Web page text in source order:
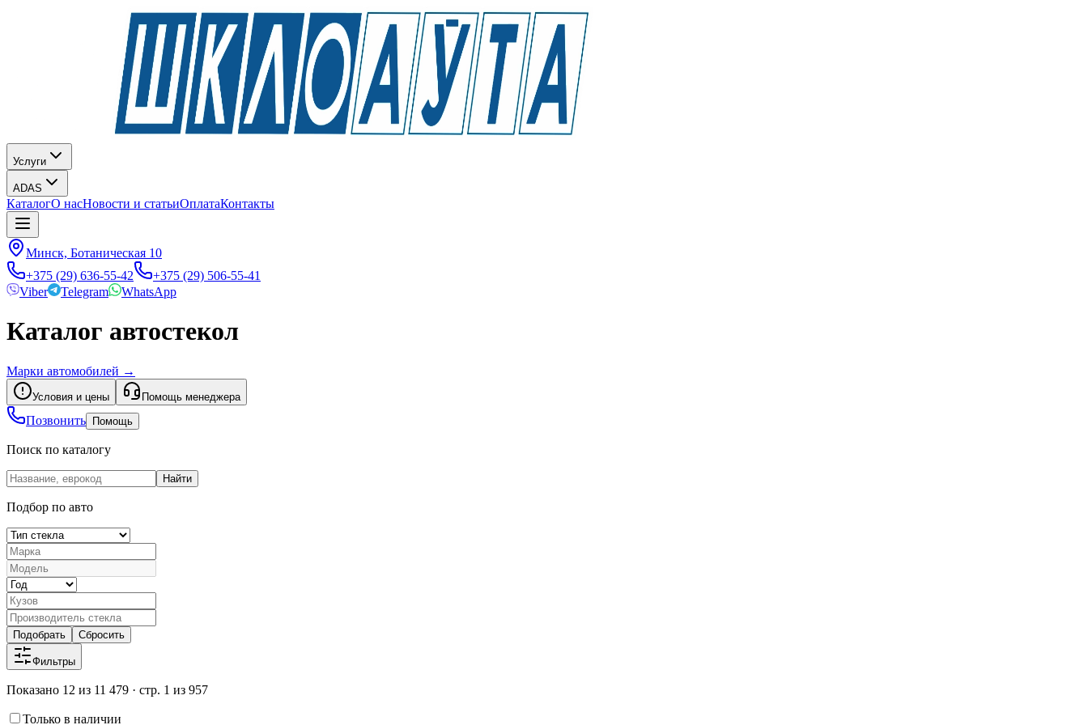
Услуги
ADAS
КаталогО насНовости и статьиОплатаКонтакты
Минск, Ботаническая 10
+375 (29) 636-55-42
+375 (29) 506-55-41
Viber
Telegram WhatsApp
Каталог автостекол
Марки автомобилей →
Условия и цены Помощь менеджера
Позвонить Помощь
Поиск по каталогу
Найти
Подбор по авто
Подобрать Сбросить
Фильтры
Показано 12 из 11 479 · стр. 1 из 957
Только в наличии